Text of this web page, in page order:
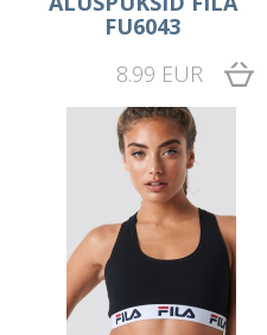
FU6043
8.99 EUR